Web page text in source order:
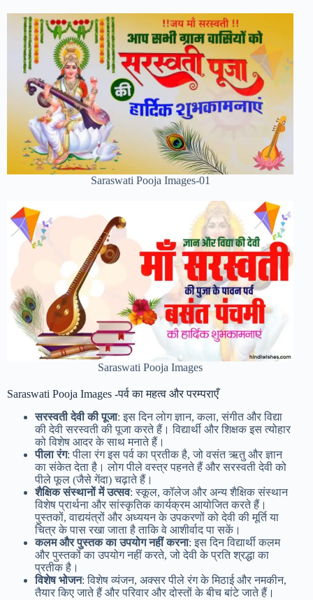
Saraswati Pooja Images-01
Saraswati Pooja Images
Saraswati Pooja Images -पर्व का महत्व और परम्पराएँ
सरस्वती देवी की पूजा: इस दिन लोग ज्ञान, कला, संगीत और विद्या
की देवी सरस्वती की पूजा करते हैं। विद्यार्थी और शिक्षक इस त्योहार
को विशेष आदर के साथ मनाते हैं।
पीला रंग: पीला रंग इस पर्व का प्रतीक है, जो वसंत ऋतु और ज्ञान
का संकेत देता है। लोग पीले वस्त्र पहनते हैं और सरस्वती देवी को
पीले फूल (जैसे गेंदा) चढ़ाते हैं।
शैक्षिक संस्थानों में उत्सव: स्कूल, कॉलेज और अन्य शैक्षिक संस्थान
विशेष प्रार्थना और सांस्कृतिक कार्यक्रम आयोजित करते हैं।
पुस्तकों, वाद्ययंत्रों और अध्ययन के उपकरणों को देवी की मूर्ति या
चित्र के पास रखा जाता है ताकि वे आशीर्वाद पा सकें।
कलम और पुस्तक का उपयोग नहीं करना: इस दिन विद्यार्थी कलम
और पुस्तकों का उपयोग नहीं करते, जो देवी के प्रति श्रद्धा का
प्रतीक है।
विशेष भोजन: विशेष व्यंजन, अक्सर पीले रंग के मिठाई और नमकीन,
तैयार किए जाते हैं और परिवार और दोस्तों के बीच बांटे जाते हैं।